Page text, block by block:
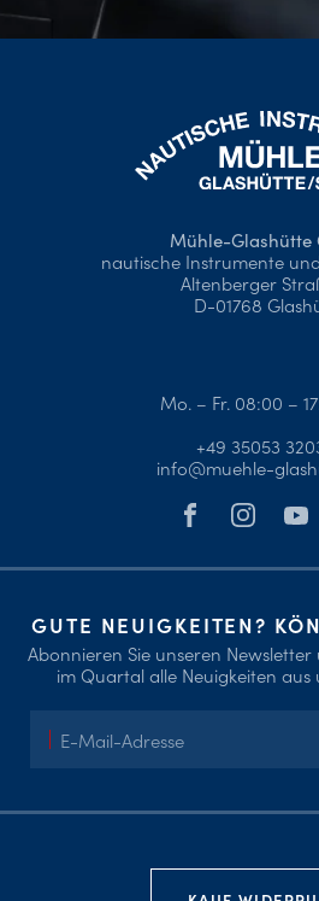
Mo. – Fr. 08:00 –
+49 35053
info@muehle-
Mühle-Glashütte
nautische Instrumente
Altenberger
D-01768
GUTE NEUIGKEITEN?
Abonnieren Sie unseren
im Quartal alle Neuigkeiten
Mail-